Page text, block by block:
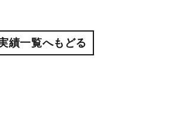
績一覧へもどる